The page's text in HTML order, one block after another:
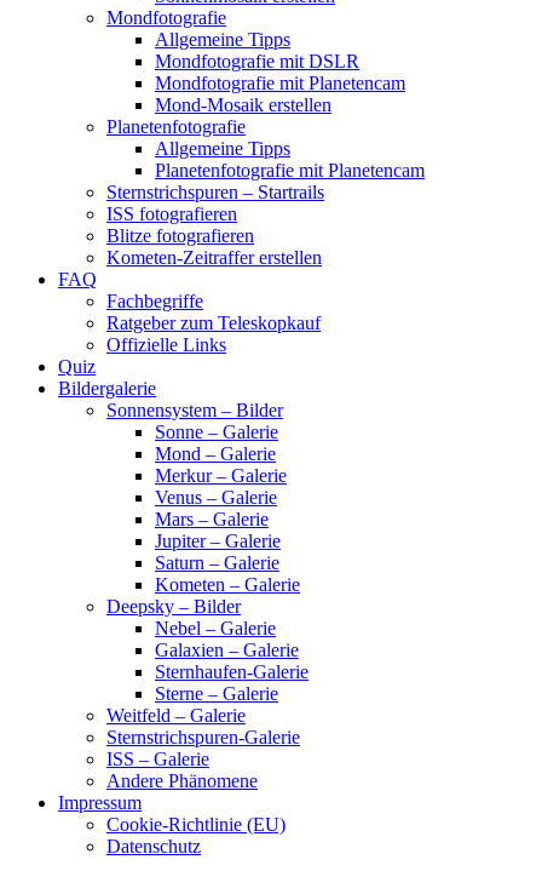
Mondfotografie
Allgemeine Tipps
Mondfotografie mit DSLR
Mondfotografie mit Planetencam
Mond-Mosaik erstellen
Planetenfotografie
Allgemeine Tipps
Planetenfotografie mit Planetencam
Sternstrichspuren – Startrails
ISS fotografieren
Blitze fotografieren
Kometen-Zeitraffer erstellen
FAQ
Fachbegriffe
Ratgeber zum Teleskopkauf
Offizielle Links
Quiz
Bildergalerie
Sonnensystem – Bilder
Sonne – Galerie
Mond – Galerie
Merkur – Galerie
Venus – Galerie
Mars – Galerie
Jupiter – Galerie
Saturn – Galerie
Kometen – Galerie
Deepsky – Bilder
Nebel – Galerie
Galaxien – Galerie
Sternhaufen-Galerie
Sterne – Galerie
Weitfeld – Galerie
Sternstrichspuren-Galerie
ISS – Galerie
Andere Phänomene
Impressum
Cookie-Richtlinie (EU)
Datenschutz